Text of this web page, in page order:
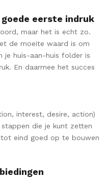
goede eerste indruk
maar het is echt zo.
de moeite waard is om
je huis-aan-huis folder is
En daarmee het succes
interest, desire, action)
die je kunt zetten
eind goed op te bouwen